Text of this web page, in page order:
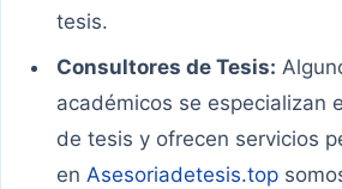
tesis.
Consultores de Tesis:
académicos se especializan
de tesis y ofrecen servicios
enAsesoriadetesis.top